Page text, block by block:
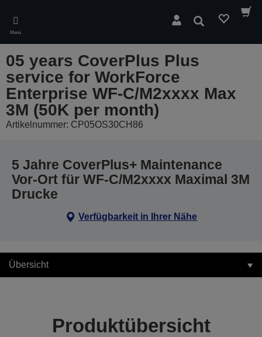
main
content
Menü
Suchen
05 years CoverPlus Plus
service for WorkForce
Enterprise WF-C/M2xxxx Max
3M (50K per month)
Artikelnummer: CP05OS30CH86
5 Jahre CoverPlus+ Maintenance
Vor-Ort für WF-C/M2xxxx Maximal 3M
Drucke
Verfügbarkeit in Ihrer Nähe
Übersicht
Produktübersicht